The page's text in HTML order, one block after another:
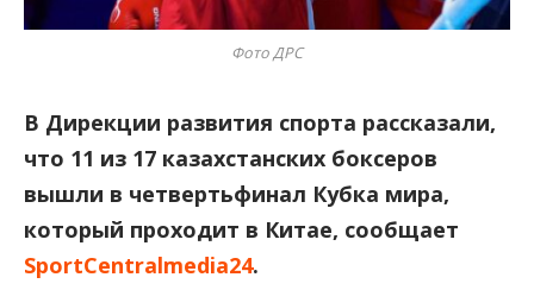
Фото ДРС
В Дирекции развития спорта рассказали,
что 11 из 17 казахстанских боксеров
вышли в четвертьфинал Кубка мира,
который проходит в Китае, сообщает
SportCentralmedia24.